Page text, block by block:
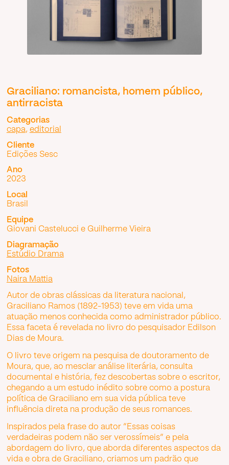
Graciliano: romancista, homem público,
antirracista
Categorias
capa, editorial
Cliente
Edições Sesc
Ano
2023
Local
Brasil
Equipe
Giovani Castelucci e Guilherme Vieira
Diagramação
Estúdio Drama
Fotos
Naira Mattia
Autor de obras clássicas da literatura nacional,
Graciliano Ramos (1892-1953) teve em vida uma
atuação menos conhecida como administrador público.
Essa faceta é revelada no livro do pesquisador Edilson
Dias de Moura.
O livro teve origem na pesquisa de doutoramento de
Moura, que, ao mesclar análise literária, consulta
documental e história, fez descobertas sobre o escritor,
chegando a um estudo inédito sobre como a postura
política de Graciliano em sua vida pública teve
influência direta na produção de seus romances.
Inspirados pela frase do autor “Essas coisas
verdadeiras podem não ser verossímeis” e pela
abordagem do livro, que aborda diferentes aspectos da
vida e obra de Graciliano, criamos um padrão que